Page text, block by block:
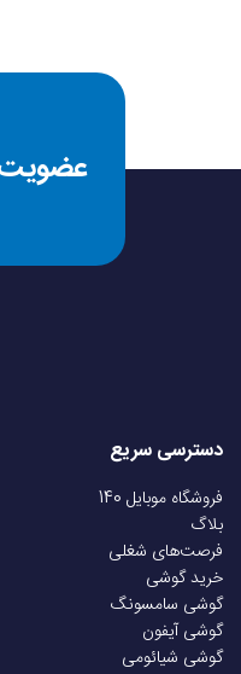
عضویت
دسترسی سریع
فروشگاه موبایل 140
بلاگ
فرصت‌های شغلی
خرید گوشی
گوشی سامسونگ
گوشی آیفون
گوشی شیائومی